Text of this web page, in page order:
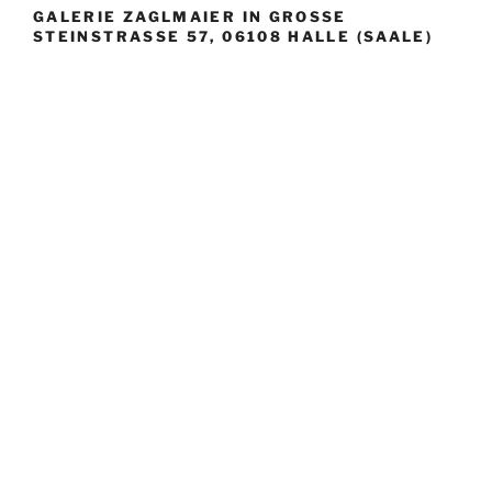
GALERIE ZAGLMAIER IN GROSSE S
TEINSTRASSE 57, 06108 HALLE (SAALE)